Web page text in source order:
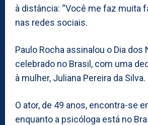
à distância: “Você me faz muita
nas redes sociais.
Paulo Rocha assinalou o Dia dos
celebrado no Brasil, com uma
à mulher, Juliana Pereira da Silva.
O ator, de 49 anos, encontra-se
enquanto a psicóloga está no